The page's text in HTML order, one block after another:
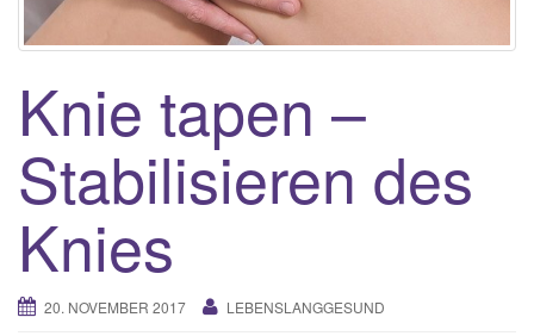
Knie tapen –
Stabilisieren des
Knies
20. NOVEMBER 2017 LEBENSLANGGESUND